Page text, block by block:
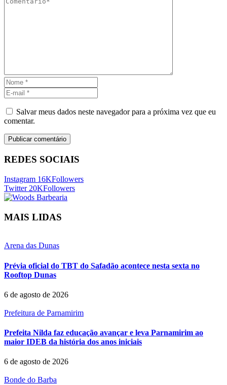
Salvar meus dados neste navegador para a próxima vez que eu
comentar.
REDES SOCIAIS
Instagram 16KFollowers
Twitter 20KFollowers
MAIS LIDAS
Arena das Dunas
Prévia oficial do TBT do Safadão acontece nesta sexta no
Rooftop Dunas
6 de agosto de 2026
Prefeitura de Parnamirim
Prefeita Nilda faz educação avançar e leva Parnamirim ao
maior IDEB da história dos anos iniciais
6 de agosto de 2026
Bonde do Barba